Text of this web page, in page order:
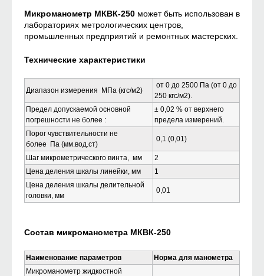
Микроманометр МКВК-250 может быть использован в
лабораториях метрологических центров,
промьшленных предприятий и ремонтных мастерских.
Технические характеристики
Диапазон измерения МПа (кгс/м2)
от 0 до 2500 Па (от 0 до
250 кгс/м2).
Предел допускаемой основной
погрешности не более :
± 0,02 % от верхнего
предела измерений.
Порог чувствительности не
более Па (мм.вод.ст)
0,1 (0,01)
Шаг микрометрического винта, мм
2
Цена деления шкалы линейки, мм
1
Цена деления шкалы делительной
головки, мм
0,01
Состав микроманометра МКВК-250
Наименование параметров
Норма для манометра
Микроманометр жидкостной